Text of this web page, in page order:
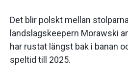
Det blir polskt mellan
landslagskeepern Morawski
har rustat längst bak i banan
speltid till 2025.